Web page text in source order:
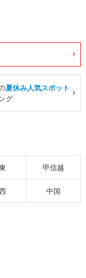
夏休み人気スポット
グ
甲信越
中国